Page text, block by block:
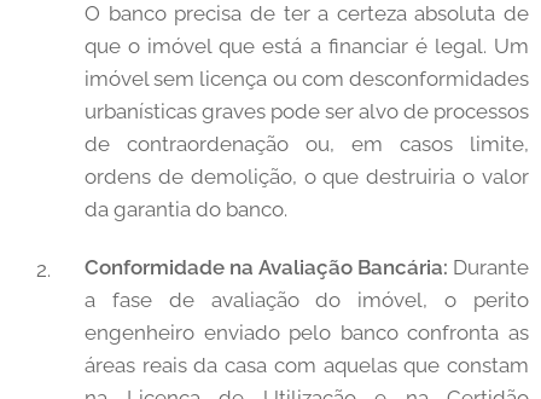
O banco precisa de ter a certeza absoluta de
que o imóvel que está a financiar é legal. Um
imóvel sem licença ou com desconformidades
urbanísticas graves pode ser alvo de processos
de contraordenação ou, em casos limite,
ordens de demolição, o que destruiria o valor
da garantia do banco.
Conformidade na Avaliação Bancária: Durante
a fase de avaliação do imóvel, o perito
engenheiro enviado pelo banco confronta as
áreas reais da casa com aquelas que constam